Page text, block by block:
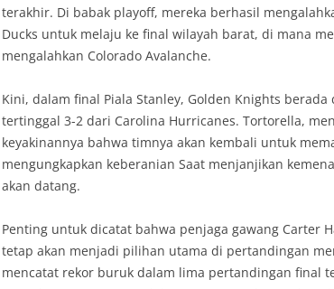
terakhir. Di babak playoff, mereka berhasil
Ducks untuk melaju ke final wilayah barat, di mana
mengalahkan Colorado Avalanche.
Kini, dalam final Piala Stanley, Golden Knights
tertinggal 3-2 dari Carolina Hurricanes. Tortorella,
keyakinannya bahwa timnya akan kembali untuk
mengungkapkan keberanian Saat menjanjikan
akan datang.
Penting untuk dicatat bahwa penjaga gawang Carter
tetap akan menjadi pilihan utama di pertandingan
mencatat rekor buruk dalam lima pertandingan final